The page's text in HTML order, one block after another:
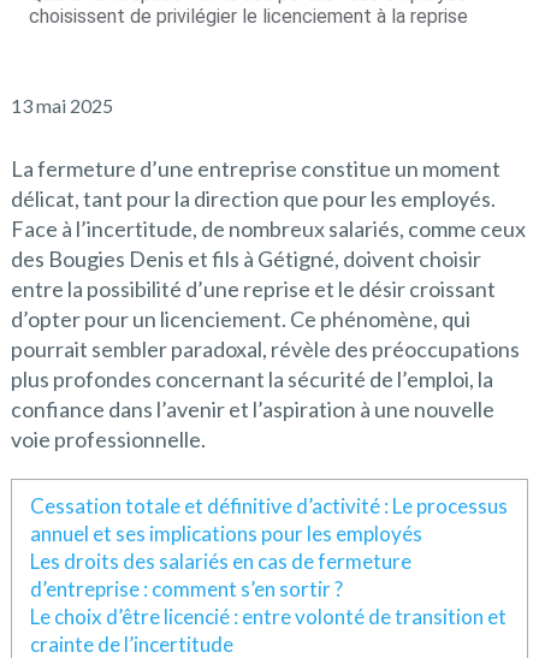
choisissent de privilégier le licenciement à la reprise
13 mai 2025
La fermeture d’une entreprise constitue un moment
délicat, tant pour la direction que pour les employés.
Face à l’incertitude, de nombreux salariés, comme ceux
des Bougies Denis et fils à Gétigné, doivent choisir
entre la possibilité d’une reprise et le désir croissant
d’opter pour un licenciement. Ce phénomène, qui
pourrait sembler paradoxal, révèle des préoccupations
plus profondes concernant la sécurité de l’emploi, la
confiance dans l’avenir et l’aspiration à une nouvelle
voie professionnelle.
Cessation totale et définitive d’activité : Le processus
annuel et ses implications pour les employés
Les droits des salariés en cas de fermeture
d’entreprise : comment s’en sortir ?
Le choix d’être licencié : entre volonté de transition et
crainte de l’incertitude